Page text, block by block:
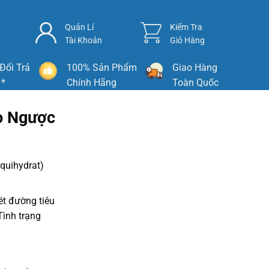
Quản Lí
Tài Khoản
Kiểm Tra
Giỏ Hàng
Trả
100% Sản Phẩm
Chính Hãng
Giao Hàng
Toàn Quốc
Ngược
đường tiêu
trạng